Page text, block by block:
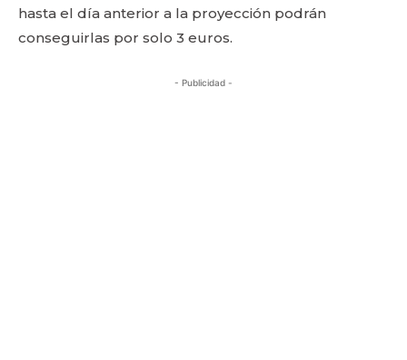
hasta el día anterior a la proyección podrán
conseguirlas por solo 3 euros.
- Publicidad -